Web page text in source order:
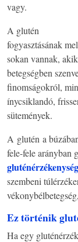
vagy.
A glutén
fogyasztásának
sokan vannak,
betegségben
finomságokról,
ínycsiklandó,
sütemények.
A glutén a
fele-fele arányban
gluténérzékenység
szembeni
Ez történik
Ha egy